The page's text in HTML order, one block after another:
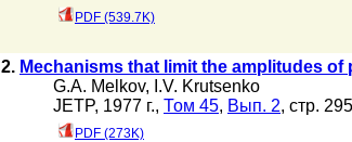
PDF (539.7K)
2. Mechanisms that limit the amplitudes
G.A. Melkov, I.V. Krutsenko
JETP, 1977 г., Том 45, Вып. 2, стр. 295
PDF (273K)